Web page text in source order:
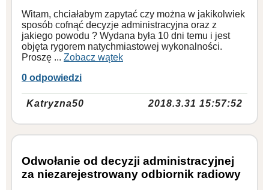
Witam, chciałabym zapytać czy można w jakikolwiek
sposób cofnąć decyzje administracyjna oraz z
jakiego powodu ? Wydana była 10 dni temu i jest
objęta rygorem natychmiastowej wykonalności.
Proszę ... Zobacz wątek
0 odpowiedzi
Katryzna50 2018.3.31 15:57:52
Odwołanie od decyzji administracyjnej
za niezarejestrowany odbiornik radiowy